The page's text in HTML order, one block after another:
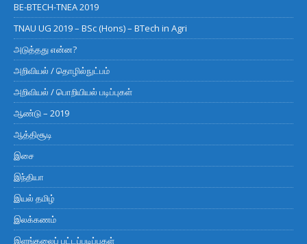
BE-BTECH-TNEA 2019
TNAU UG 2019 – BSc (Hons) – BTech in Agri
அடுத்தது என்ன?
அறிவியல் / தொழில்நுட்பம்
அறிவியல் / பொறியியல் படிப்புகள்
ஆண்டு – 2019
ஆத்திசூடி
இசை
இந்தியா
இயல் தமிழ்
இலக்கணம்
இளங்கலைப் பட்டப்படிப்புகள்